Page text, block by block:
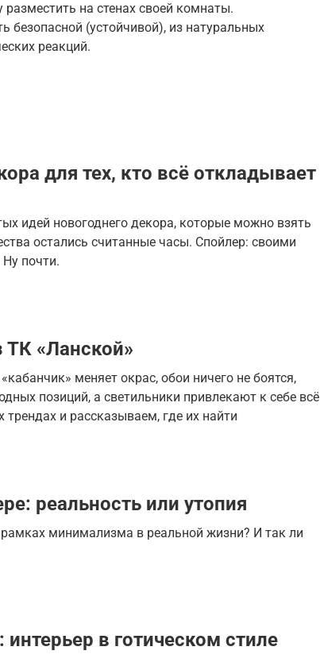
на стенах своей комнаты.
(устойчивой), из натуральных
реакций.
для тех, кто всё откладывает
идей новогоднего декора, которые можно взять
остались считанные часы. Спойлер: своими
Ну почти.
ТК «Ланской»
меняет окрас, обои ничего не боятся,
позиций, а светильники привлекают к себе всё
и рассказываем, где их найти
реальность или утопия
минимализма в реальной жизни? И так ли
в готическом стиле